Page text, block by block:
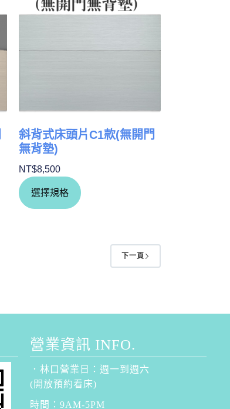
斜背式床頭片C1款(無開門
無背墊)
NT$8,500
選擇規格
下一頁
營業資訊 INFO.
．林口營業日：週一到週六
(開放預約看床)
時間：9AM-5PM